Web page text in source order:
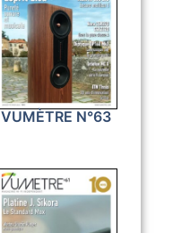
VUMÈTRE N°63